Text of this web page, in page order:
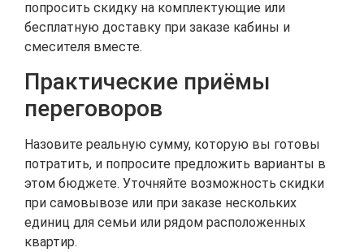
попросить скидку на комплектующие или
бесплатную доставку при заказе кабины и
смесителя вместе.
Практические приёмы
переговоров
Назовите реальную сумму, которую вы готовы
потратить, и попросите предложить варианты в
этом бюджете. Уточняйте возможность скидки
при самовывозе или при заказе нескольких
единиц для семьи или рядом расположенных
квартир.